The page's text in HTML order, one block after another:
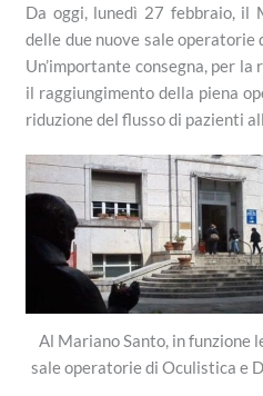
Da oggi, lunedì 27 febbraio, il
delle due nuove sale
Un’importante consegna, per
il raggiungimento della piena
riduzione del flusso di pazienti
Al Mariano Santo, in funzione
sale operatorie di Oculistica e